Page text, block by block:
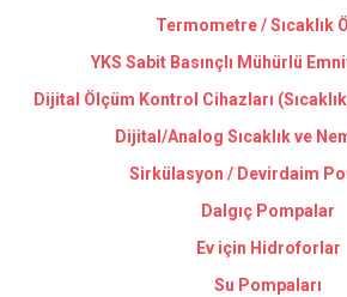
Termometre / Sıcaklık
YKS Sabit Basınçlı Mühürlü
Dijital Ölçüm Kontrol Cihazları
Dijital/Analog Sıcaklık ve
Sirkülasyon / Devirdaim
Dalgıç Pompalar
Ev için Hidroforlar
Su Pompaları